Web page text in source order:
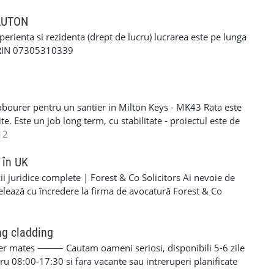
#garajautomoldovenesc
de ani •1 an experienta pe permis •cazier curat -
•posibilitatea sa treceti un test drog si alcool
pe zi) - contract de munca pe o perioada
- van oferit de firma contra cost( in cazul in care nu
permis RO. Recrutam pentru urmatoarele locatii: -
- Harlow - Northampton Pentru mai multe detalii si
la noi - 07494685033
si rezidenta (drept de lucru) lucrarea este pe lunga
07305310339
pentru un santier in Milton Keys - MK43 Rata este
Este un job long term, cu stabilitate - proiectul este de
labourer si cleaning. Acceptam si femei si barbati
606203 - lasati-mi un mesaj pe WHATSAPP daca sunteti
UK
juridice complete | Forest & Co Solicitors Ai nevoie de
cu încredere la firma de avocatură Forest & Co
asistență pentru companie sau personal. ✅ Servicii
muncii • Litigii civile și soluționarea disputelor ✅
și comercial • Dreptul muncii pentru angajatori
• Dreptul construcțiilor • Litigii comerciale și
& Co? ✔ Experiență solidă în sistemul juridic din UK
cladding
mates ⸻ Cautam oameni seriosi, disponibili 5-6 zile
08:00-17:30 si fara vacante sau intreruperi planificate